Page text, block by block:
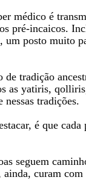
médico é
pré-incaicos.
um posto muito
de tradição
as yatiris,
nessas tradições.
é que cada
seguem
curam com